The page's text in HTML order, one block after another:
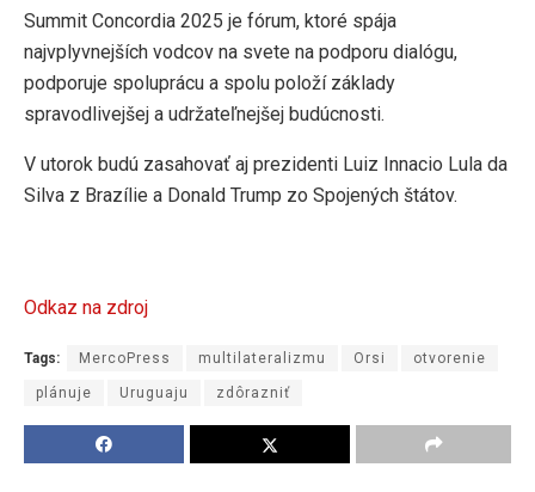
Summit Concordia 2025 je fórum, ktoré spája
najvplyvnejších vodcov na svete na podporu dialógu,
podporuje spoluprácu a spolu položí základy
spravodlivejšej a udržateľnejšej budúcnosti.
V utorok budú zasahovať aj prezidenti Luiz Innacio Lula da
Silva z Brazílie a Donald Trump zo Spojených štátov.
Odkaz na zdroj
Tags: MercoPress multilateralizmu Orsi otvorenie
plánuje Uruguaju zdôrazniť